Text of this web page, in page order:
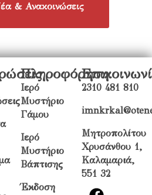
& Ανακοινώσεις
Πληροφόρηση
Ιερό
Μυστήριο
Γάμου
Ιερό
Μυστήριο
Βάπτισης
Έκδοση
2310 481 810
Μητροπολίτου
Χρυσάνθου 1,
Καλαμαριά,
551 32